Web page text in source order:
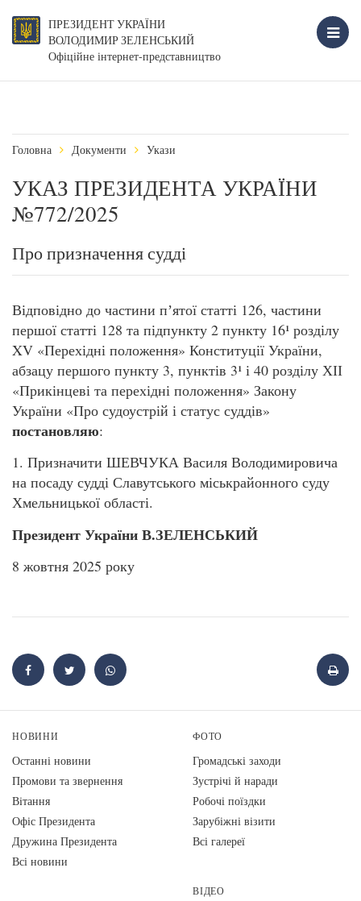
ПРЕЗИДЕНТ УКРАЇНИ
ВОЛОДИМИР ЗЕЛЕНСЬКИЙ
Офіційне інтернет-представництво
Головна Документи Укази
УКАЗ ПРЕЗИДЕНТА УКРАЇНИ
№772/2025
Про призначення судді
Відповідно до частини пʼятої статті 126, частини
першої статті 128 та підпункту 2 пункту 16¹ розділу
XV «Перехідні положення» Конституції України,
абзацу першого пункту 3, пунктів 3¹ і 40 розділу ХІІ
«Прикінцеві та перехідні положення» Закону
України «Про судоустрій і статус суддів»
постановляю:
1. Призначити ШЕВЧУКА Василя Володимировича
на посаду судді Славутського міськрайонного суду
Хмельницької області.
Президент України В.ЗЕЛЕНСЬКИЙ
8 жовтня 2025 року
НОВИНИ
Останні новини
Промови та звернення
Вiтання
Офіс Президента
Дружина Президента
Всі новини
ФОТО
Громадські заходи
Зустрічі й наради
Робочі поїздки
Зарубіжні візити
Всі галереї
ВІДЕО